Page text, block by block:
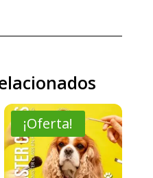
¡Oferta!